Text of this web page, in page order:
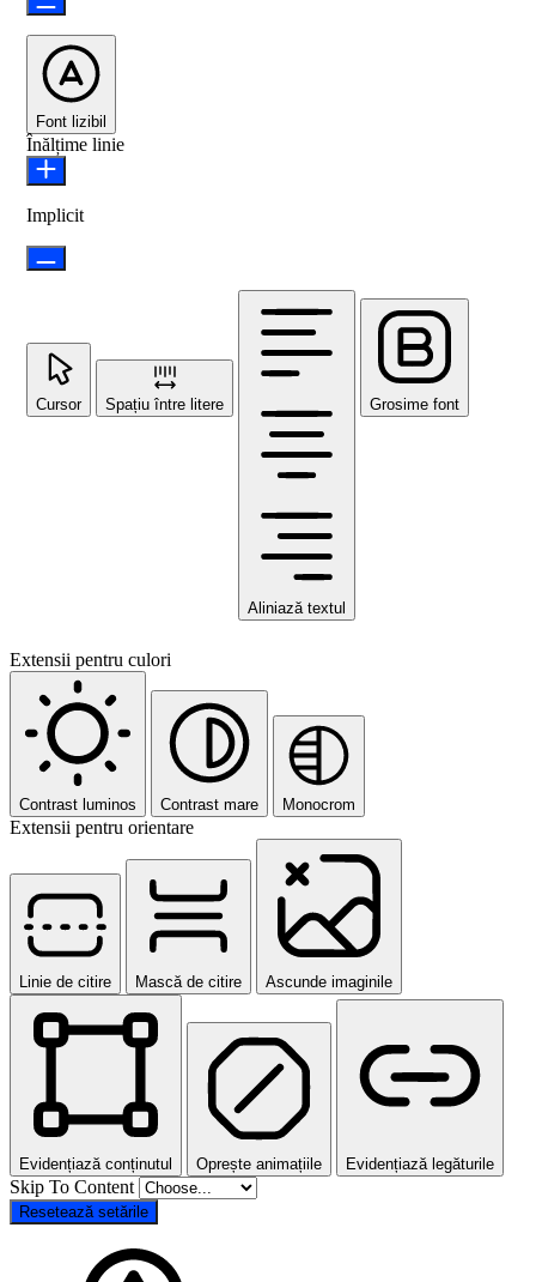
Font lizibil
Înălțime linie
Implicit
Cursor Spațiu între litere
Aliniază textul
Grosime font
Extensii pentru culori
Contrast luminos Contrast mare Monocrom
Extensii pentru orientare
Linie de citire Mască de citire Ascunde imaginile
Evidențiază conținutul Oprește animațiile Evidențiază legăturile
Skip To Content
Resetează setările